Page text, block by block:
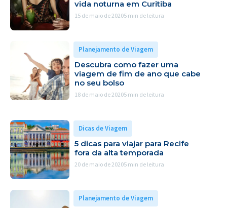
vida noturna em Curitiba
15 de maio de 20205 min de leitura
Planejamento de Viagem
Descubra como fazer uma
viagem de fim de ano que cabe
no seu bolso
18 de maio de 20205 min de leitura
Dicas de Viagem
5 dicas para viajar para Recife
fora da alta temporada
20 de maio de 20205 min de leitura
Planejamento de Viagem